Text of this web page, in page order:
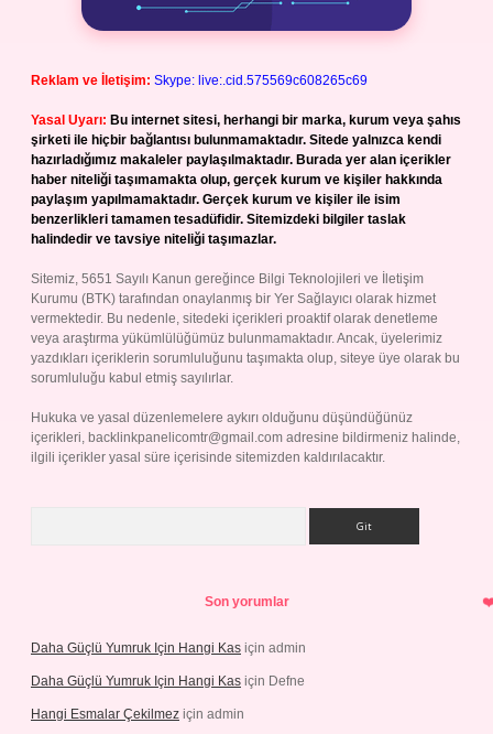
Reklam ve İletişim: Skype: live:.cid.575569c608265c69
Yasal Uyarı: Bu internet sitesi, herhangi bir marka, kurum veya şahıs
şirketi ile hiçbir bağlantısı bulunmamaktadır. Sitede yalnızca kendi
hazırladığımız makaleler paylaşılmaktadır. Burada yer alan içerikler
haber niteliği taşımamakta olup, gerçek kurum ve kişiler hakkında
paylaşım yapılmamaktadır. Gerçek kurum ve kişiler ile isim
benzerlikleri tamamen tesadüfidir. Sitemizdeki bilgiler taslak
halindedir ve tavsiye niteliği taşımazlar.
Sitemiz, 5651 Sayılı Kanun gereğince Bilgi Teknolojileri ve İletişim
Kurumu (BTK) tarafından onaylanmış bir Yer Sağlayıcı olarak hizmet
vermektedir. Bu nedenle, sitedeki içerikleri proaktif olarak denetleme
veya araştırma yükümlülüğümüz bulunmamaktadır. Ancak, üyelerimiz
yazdıkları içeriklerin sorumluluğunu taşımakta olup, siteye üye olarak bu
sorumluluğu kabul etmiş sayılırlar.
Hukuka ve yasal düzenlemelere aykırı olduğunu düşündüğünüz
içerikleri, backlinkpanelicomtr@gmail.com adresine bildirmeniz halinde,
ilgili içerikler yasal süre içerisinde sitemizden kaldırılacaktır.
Son yorumlar
Daha Güçlü Yumruk Için Hangi Kas için admin
Daha Güçlü Yumruk Için Hangi Kas için Defne
Hangi Esmalar Çekilmez için admin